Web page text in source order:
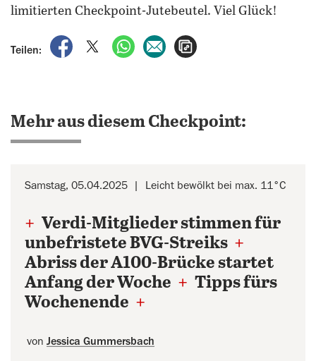
limitierten Checkpoint-Jutebeutel. Viel Glück!
Teilen:
auf Facebook teilen
auf X teilenper WhatsApp teilen
per E-Mail teilen
Mehr aus diesem Checkpoint:
Samstag, 05.04.2025 Leicht bewölkt bei max. 11°C
+ Verdi-Mitglieder stimmen für
unbefristete BVG-Streiks +
Abriss der A100-Brücke startet
Anfang der Woche + Tipps fürs
Wochenende +
von Jessica Gummersbach